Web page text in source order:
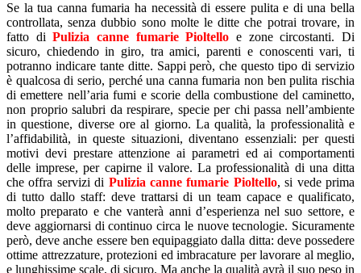
Se la tua canna fumaria ha necessità di essere pulita e di una bella
controllata, senza dubbio sono molte le ditte che potrai trovare, in
fatto diPulizia canne fumarie Pioltello e zone circostanti. Di
sicuro, chiedendo in giro, tra amici, parenti e conoscenti vari, ti
potranno indicare tante ditte. Sappi però, che questo tipo di servizio
è qualcosa di serio, perché una canna fumaria non ben pulita rischia
di emettere nell’aria fumi e scorie della combustione del caminetto,
non proprio salubri da respirare, specie per chi passa nell’ambiente
in questione, diverse ore al giorno. La qualità, la professionalità e
l’affidabilità, in queste situazioni, diventano essenziali: per questi
motivi devi prestare attenzione ai parametri ed ai comportamenti
delle imprese, per capirne il valore. La professionalità di una ditta
che offra servizi di Pulizia canne fumarie Pioltello, si vede prima
di tutto dallo staff: deve trattarsi di un team capace e qualificato,
molto preparato e che vanterà anni d’esperienza nel suo settore, e
deve aggiornarsi di continuo circa le nuove tecnologie. Sicuramente
però, deve anche essere ben equipaggiato dalla ditta: deve possedere
ottime attrezzature, protezioni ed imbracature per lavorare al meglio,
e lunghissime scale, di sicuro. Ma anche la qualità avrà il suo peso in